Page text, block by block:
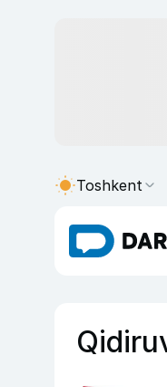
Toshkent